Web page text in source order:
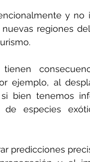
y
regiones
ejemplo, al
bien tenemos
especies
predicciones